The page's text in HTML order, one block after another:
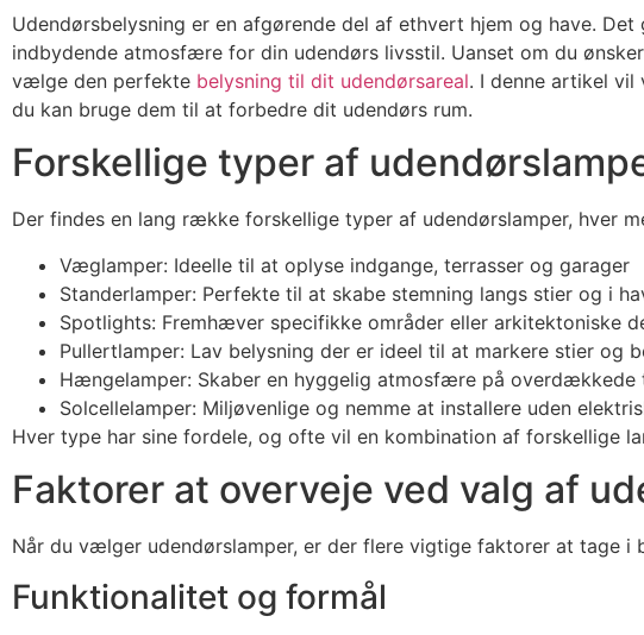
Udendørsbelysning er en afgørende del af ethvert hjem og have.
indbydende atmosfære for din udendørs livsstil. Uanset om du
vælge den perfekte belysning til dit udendørsareal. I denne artikel
du kan bruge dem til at forbedre dit udendørs rum.
Forskellige typer af
Der findes en lang række forskellige typer af udendørslamper, hver
Væglamper: Ideelle til at oplyse indgange, terrasser og garager
Standerlamper: Perfekte til at skabe stemning langs stier og i
Spotlights: Fremhæver specifikke områder eller arkitektoniske
Pullertlamper: Lav belysning der er ideel til at markere stier og
Hængelamper: Skaber en hyggelig atmosfære på overdækkede
Solcellelamper: Miljøvenlige og nemme at installere uden
Hver type har sine fordele, og ofte vil en kombination af forskellige
Faktorer at overveje ved valg af
Når du vælger udendørslamper, er der flere vigtige faktorer at tage i
Funktionalitet og formål